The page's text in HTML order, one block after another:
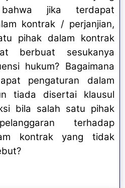
bahwa jika terdapat
kontrak / perjanjian,
pihak dalam kontrak
berbuat sesukanya
hukum? Bagaimana
pengaturan dalam
tiada disertai klausul
bila salah satu pihak
terhadap
kontrak yang tidak